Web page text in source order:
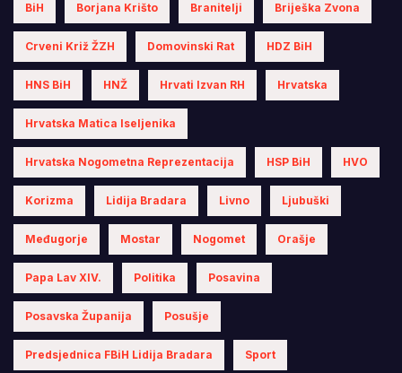
BiH Borjana Krišto Branitelji Briješka Zvona
Crveni Križ ŽZH Domovinski Rat HDZ BiH
HNS BiH HNŽ Hrvati Izvan RH Hrvatska
Hrvatska Matica Iseljenika
Hrvatska Nogometna Reprezentacija HSP BiH HVO
Korizma Lidija Bradara Livno Ljubuški
Međugorje Mostar Nogomet Orašje
Papa Lav XIV. Politika Posavina
Posavska Županija Posušje
Predsjednica FBiH Lidija Bradara Sport